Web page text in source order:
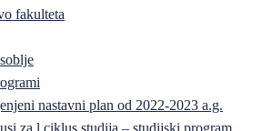
fakulteta
nastavni plan od 2022-2023 a.g.
za l ciklus studija – studijski program